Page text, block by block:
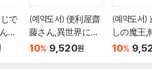
で
だ
(예약도서) 便利屋齋
藤さん,異世界に行
く 15
10% 9,520원
(예약도서)
しの魔王,
最强の魔
10%